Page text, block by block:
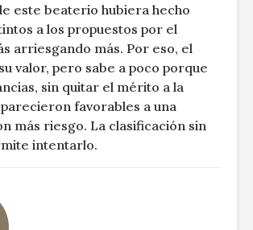
este beaterio hubiera hecho
a los propuestos por el
arriesgando más. Por eso, el
valor, pero sabe a poco porque
sin quitar el mérito a la
favorables a una
más riesgo. La clasificación sin
intentarlo.